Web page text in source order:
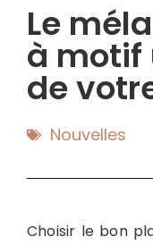
Le
à motif
de
Nouvelles
Choisir le bon